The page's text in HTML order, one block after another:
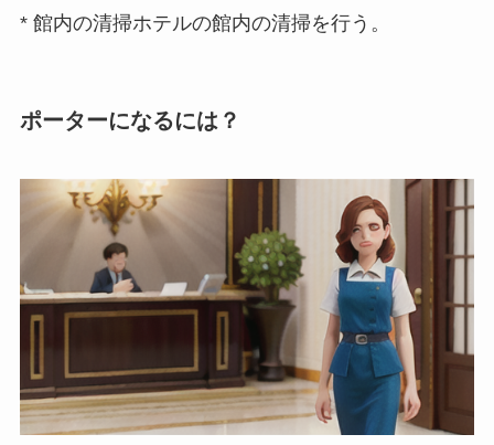
* 館内の清掃ホテルの館内の清掃を行う。
ポーターになるには？